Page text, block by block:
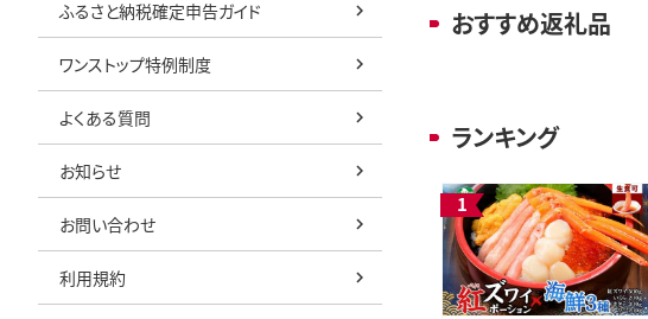
ふるさと納税確定申告ガイド
ワンストップ特例制度
よくある質問
お知らせ
お問い合わせ
利用規約
おすすめ返礼品
ランキング